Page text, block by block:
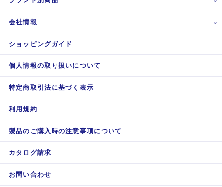
会社情報
ショッピングガイド
個人情報の取り扱いについて
特定商取引法に基づく表示
利用規約
製品のご購入時の注意事項について
カタログ請求
お問い合わせ